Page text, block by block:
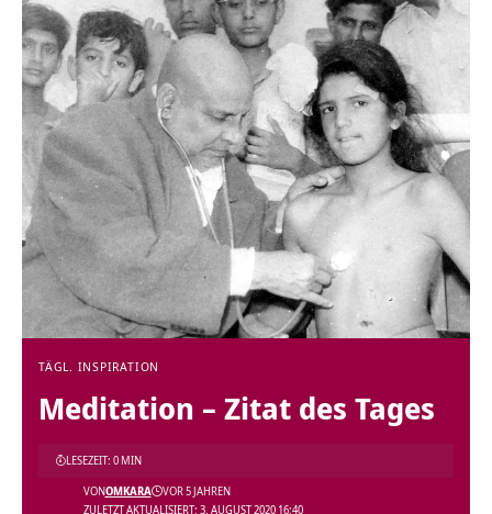
TÄGL. INSPIRATION
Meditation – Zitat des Tages
ZULETZT AKTUALISIERT: 3. AUGUST 2020 16:40
VONOMKARA VOR 5 JAHREN
LESEZEIT: 0 MIN